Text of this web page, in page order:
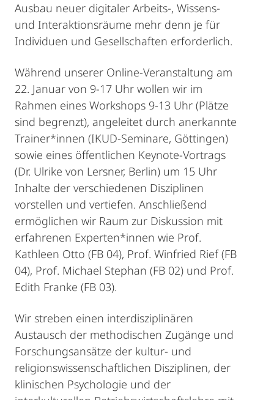
Ausbau neuer digitaler Arbeits-, Wissens-
und Interaktionsräume mehr denn je für
Individuen und Gesellschaften erforderlich.
Während unserer Online-Veranstaltung am
22. Januar von 9-17 Uhr wollen wir im
Rahmen eines Workshops 9-13 Uhr (Plätze
sind begrenzt), angeleitet durch anerkannte
Trainer*innen (IKUD-Seminare, Göttingen)
sowie eines öffentlichen Keynote-Vortrags
(Dr. Ulrike von Lersner, Berlin) um 15 Uhr
Inhalte der verschiedenen Disziplinen
vorstellen und vertiefen. Anschließend
ermöglichen wir Raum zur Diskussion mit
erfahrenen Experten*innen wie Prof.
Kathleen Otto (FB 04), Prof. Winfried Rief (FB
04), Prof. Michael Stephan (FB 02) und Prof.
Edith Franke (FB 03).
Wir streben einen interdisziplinären
Austausch der methodischen Zugänge und
Forschungsansätze der kultur- und
religionswissenschaftlichen Disziplinen, der
klinischen Psychologie und der